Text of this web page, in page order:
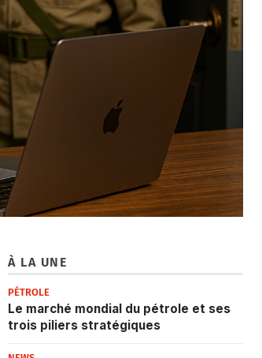
À LA UNE
PÉTROLE
Le marché mondial du pétrole et ses
trois piliers stratégiques